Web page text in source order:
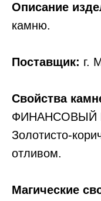
Описание
камню.
Поставщик: г.
Свойства
ФИНАНСОВЫЙ
Золотисто-
отливом.
Магические